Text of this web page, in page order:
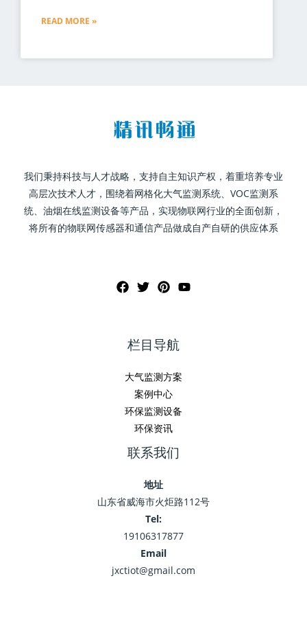
READ MORE »
我们秉持科技与人才战略，支持自主知识产权，着重培养专业
高层次技术人才，围绕着网格化大气监测系统、VOC监测系
统、油烟在线监测设备等产品，实现物联网行业的全面创新，
将所有的物联网传感器和通信产品做成自产自研的供应体系
栏目导航
大气监测方案
案例中心
环保监测设备
环保资讯
联系我们
地址
山东省威海市火炬路112号
Tel:
19106317877
Email
jxctiot@gmail.com